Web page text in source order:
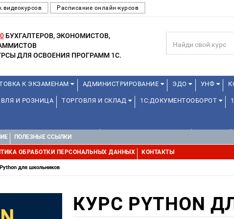
видеокурсов Расписание онлайн-курсов
БУХГАЛТЕРОВ, ЭКОНОМИСТОВ,
ДЛЯ ОСВОЕНИЯ ПРОГРАММ 1С.
К ЭКЗАМЕНАМ АДМИНИСТРИРОВАНИЕ ЭДО УНФ
И РОЗНИЦА ТОРГОВЛЯ И СКЛАД 1С:ДОКУМЕНТООБОРОТ
ХОЛДИНГОМ
ПОЛЕЗНЫЕ ССЫЛКИ
ОБРАБОТКИ ПЕРСОНАЛЬНЫХ ДАННЫХ КОНТАКТЫ
для школьников
КУРС PYTHON